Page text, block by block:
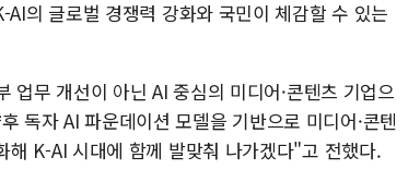
의 글로벌 경쟁력 강화와 국민이 체감할 수 있는
무 개선이 아닌 AI 중심의 미디어·콘텐츠 기업으
독자 AI 파운데이션 모델을 기반으로 미디어·콘텐
K-AI 시대에 함께 발맞춰 나가겠다"고 전했다.